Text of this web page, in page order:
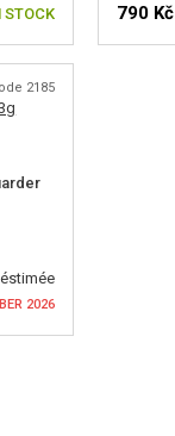
STOCK 790 Kč
2185
2026